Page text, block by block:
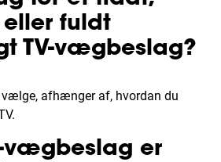
fuldt
TV-vægbeslag?
afhænger af, hvordan du
vægbeslag er